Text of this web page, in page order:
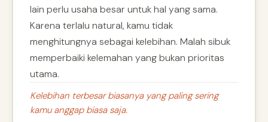
lain perlu usaha besar untuk hal yang sama.
Karena terlalu natural, kamu tidak
menghitungnya sebagai kelebihan. Malah sibuk
memperbaiki kelemahan yang bukan prioritas
utama.
Kelebihan terbesar biasanya yang paling sering
kamu anggap biasa saja.